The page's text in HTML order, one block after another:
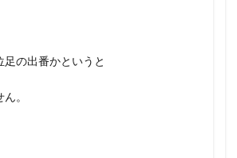
の出番かというと
。